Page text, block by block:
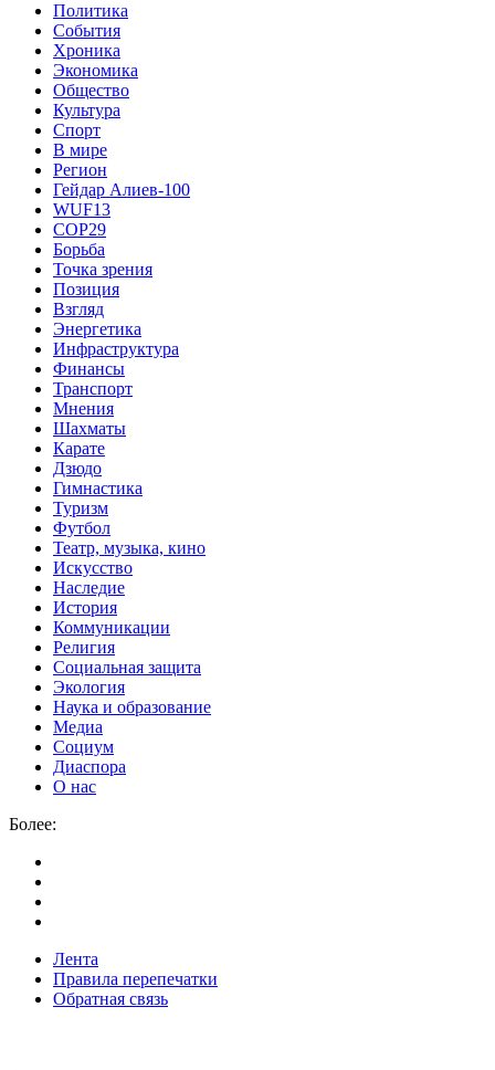
Политика
События
Хроника
Экономика
Общество
Культура
Спорт
В мире
Регион
Гейдар Алиев-100
WUF13
COP29
Борьба
Точка зрения
Позиция
Взгляд
Энергетика
Инфраструктура
Финансы
Транспорт
Мнения
Шахматы
Карате
Дзюдо
Гимнастика
Туризм
Футбол
Театр, музыка, кино
Искусство
Наследие
История
Коммуникации
Религия
Социальная защита
Экология
Наука и образование
Медиа
Социум
Диаспора
О нас
Более:
Лента
Правила перепечатки
Обратная связь